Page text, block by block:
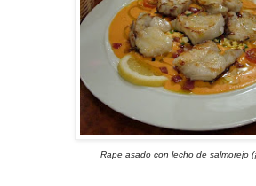
Rape asado con lecho de salmorejo